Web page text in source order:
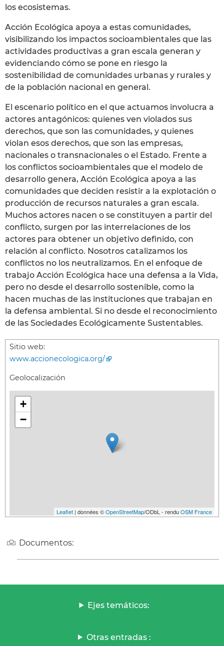
los ecosistemas.
Acción Ecológica apoya a estas comunidades,
visibilizando los impactos socioambientales que las
actividades productivas a gran escala generan y
evidenciando cómo se pone en riesgo la
sostenibilidad de comunidades urbanas y rurales y
de la población nacional en general.
El escenario político en el que actuamos involucra a
actores antagónicos: quienes ven violados sus
derechos, que son las comunidades, y quienes
violan esos derechos, que son las empresas,
nacionales o transnacionales o el Estado. Frente a
los conflictos socioambientales que el modelo de
desarrollo genera, Acción Ecológica apoya a las
comunidades que deciden resistir a la explotación o
producción de recursos naturales a gran escala.
Muchos actores nacen o se constituyen a partir del
conflicto, surgen por las interrelaciones de los
actores para obtener un objetivo definido, con
relación al conflicto. Nosotros catalizamos los
conflictos no los neutralizamos. En el enfoque de
trabajo Acción Ecológica hace una defensa a la Vida,
pero no desde el desarrollo sostenible, como la
hacen muchas de las instituciones que trabajan en
la defensa ambiental. Si no desde el reconocimiento
de las Sociedades Ecológicamente Sustentables.
Sitio web:
www.accionecologica.org/
Geolocalización
+
−
Leaflet | données ©OpenStreetMap/ODbL - renduOSM France
Documentos:
Ejes temáticos:
Otras entradas :